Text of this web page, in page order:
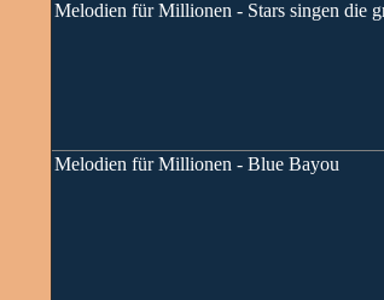
Melodien für Millionen - Stars singen die
Melodien für Millionen - Blue Bayou